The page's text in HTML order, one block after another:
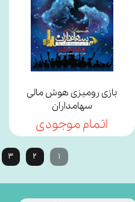
بازی رومیزی هوش مالی
سهامداران
اتمام موجودی
۱ ۲ ۳